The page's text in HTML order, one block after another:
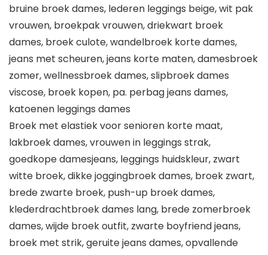
bruine broek dames, lederen leggings beige, wit pak
vrouwen, broekpak vrouwen, driekwart broek
dames, broek culote, wandelbroek korte dames,
jeans met scheuren, jeans korte maten, damesbroek
zomer, wellnessbroek dames, slipbroek dames
viscose, broek kopen, pa. perbag jeans dames,
katoenen leggings dames
Broek met elastiek voor senioren korte maat,
lakbroek dames, vrouwen in leggings strak,
goedkope damesjeans, leggings huidskleur, zwart
witte broek, dikke joggingbroek dames, broek zwart,
brede zwarte broek, push-up broek dames,
klederdrachtbroek dames lang, brede zomerbroek
dames, wijde broek outfit, zwarte boyfriend jeans,
broek met strik, geruite jeans dames, opvallende